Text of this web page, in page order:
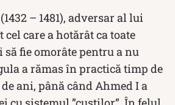
– 1481), adversar al lui
cel care a hotărât ca toate
fie omorâte pentru a nu
a rămas în practică timp de
ani, până când Ahmed I a